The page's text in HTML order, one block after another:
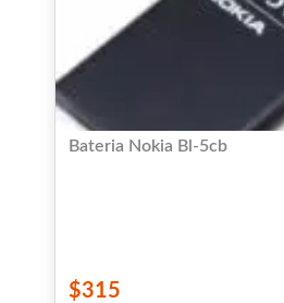
Bateria Nokia Bl-5cb
$315